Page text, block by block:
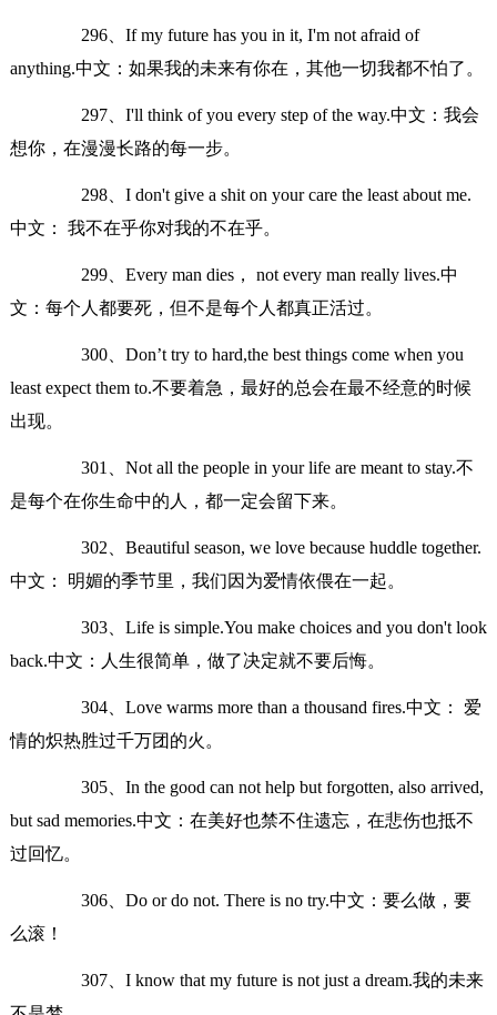
296、If my future has you in it, I'm not afraid of
anything.中文：如果我的未来有你在，其他一切我都不怕了。
297、I'll think of you every step of the way.中文：我会
想你，在漫漫长路的每一步。
298、I don't give a shit on your care the least about me.
中文： 我不在乎你对我的不在乎。
299、Every man dies， not every man really lives.中
文：每个人都要死，但不是每个人都真正活过。
300、Don’t try to hard,the best things come when you
least expect them to.不要着急，最好的总会在最不经意的时候
出现。
301、Not all the people in your life are meant to stay.不
是每个在你生命中的人，都一定会留下来。
302、Beautiful season, we love because huddle together.
中文： 明媚的季节里，我们因为爱情依偎在一起。
303、Life is simple.You make choices and you don't look
back.中文：人生很简单，做了决定就不要后悔。
304、Love warms more than a thousand fires.中文： 爱
情的炽热胜过千万团的火。
305、In the good can not help but forgotten, also arrived,
but sad memories.中文：在美好也禁不住遗忘，在悲伤也抵不
过回忆。
306、Do or do not. There is no try.中文：要么做，要
么滚！
307、I know that my future is not just a dream.我的未来